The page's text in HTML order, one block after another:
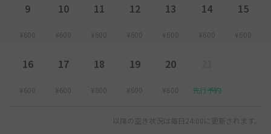
9
¥600
10
¥600
11
¥600
12
¥600
13
¥600
14
¥600
15
¥600
16
¥600
17
¥600
18
¥600
19
¥600
20
¥600 先行予約
以降の空き状況は毎日24:00に更新されます。